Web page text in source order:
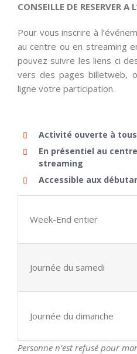
CONSEILLE DE RESERVER A
Pour vous inscrire à
au centre ou en streaming
pouvez suivre les liens ci
vers des pages billetweb,
ligne votre participation.
Activité ouverte à tous
En présentiel au
streaming
Accessible aux
Week-End entier
Journée du samedi
Journée du dimanche
Personne n’est refusé pour